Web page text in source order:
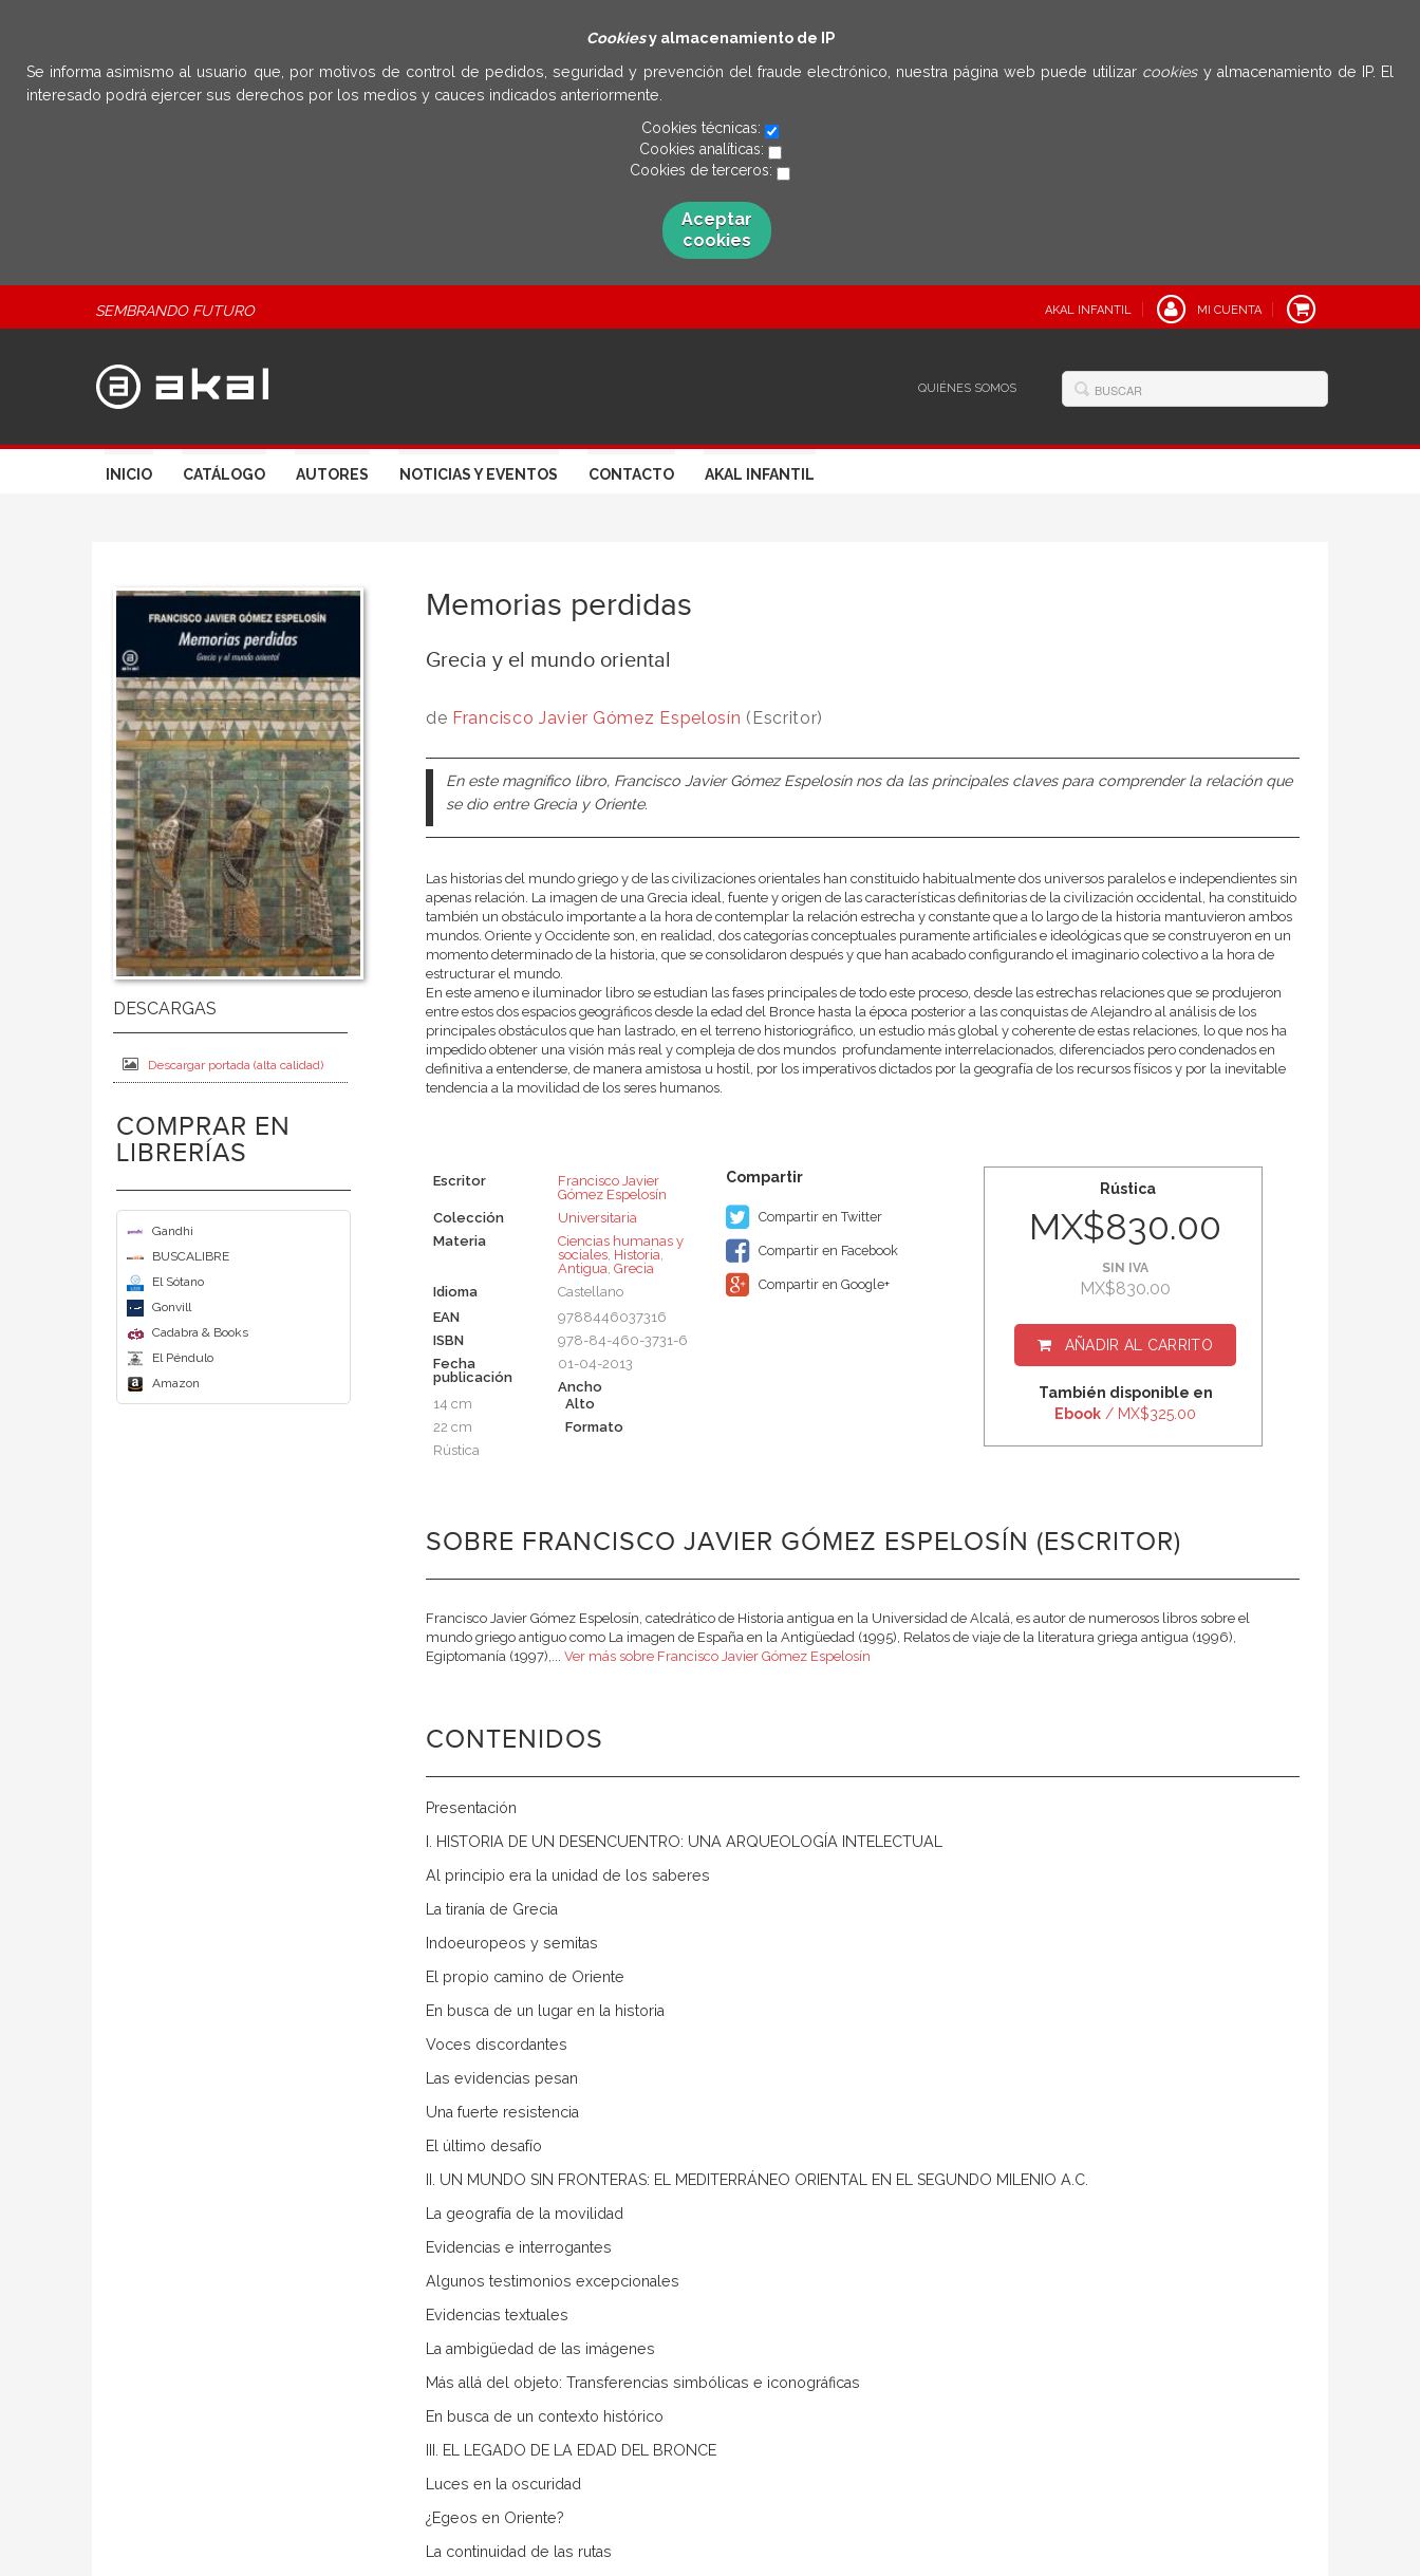
Cookiesy almacenamiento de IP
Se informa asimismo al usuario que, por motivos de control de pedidos, seguridad y prevención del fraude electrónico, nuestra página web puede utilizar cookies y almacenamiento de IP. El
interesado podrá ejercer sus derechos por los medios y cauces indicados anteriormente.
Cookies técnicas:
Cookies analíticas:
Cookies de terceros:
Aceptar
cookies
SEMBRANDO FUTURO AKAL INFANTIL MI CUENTA
QUIÉNES SOMOS
INICIO CATÁLOGO AUTORES NOTICIAS Y EVENTOS CONTACTO AKAL INFANTIL
Descargar portada (alta calidad)
COMPRAR EN
LIBRERÍAS
Gandhi
BUSCALIBRE
El Sótano
Gonvill
Cadabra & Books
El Péndulo
Amazon
Memorias perdidas
Grecia y el mundo oriental
de Francisco Javier Gómez Espelosín (Escritor)
En este magnífico libro, Francisco Javier Gómez Espelosín nos da las principales claves para comprender la relación que
se dio entre Grecia y Oriente.
Las historias del mundo griego y de las civilizaciones orientales han constituido habitualmente dos universos paralelos e independientes sin
apenas relación. La imagen de una Grecia ideal, fuente y origen de las características definitorias de la civilización occidental, ha constituido
también un obstáculo importante a la hora de contemplar la relación estrecha y constante que a lo largo de la historia mantuvieron ambos
mundos. Oriente y Occidente son, en realidad, dos categorías conceptuales puramente artificiales e ideológicas que se construyeron en un
momento determinado de la historia, que se consolidaron después y que han acabado configurando el imaginario colectivo a la hora de
estructurar el mundo.
En este ameno e iluminador libro se estudian las fases principales de todo este proceso, desde las estrechas relaciones que se produjeron
entre estos dos espacios geográficos desde la edad del Bronce hasta la época posterior a las conquistas de Alejandro al análisis de los
principales obstáculos que han lastrado, en el terreno historiográfico, un estudio más global y coherente de estas relaciones, lo que nos ha
impedido obtener una visión más real y compleja de dos mundos profundamente interrelacionados, diferenciados pero condenados en
definitiva a entenderse, de manera amistosa u hostil, por los imperativos dictados por la geografía de los recursos físicos y por la inevitable
tendencia a la movilidad de los seres humanos.
Escritor
Francisco Javier
Gómez Espelosín
Colección
Universitaria
Materia
Ciencias humanas y
sociales, Historia,
Antigua, Grecia
Idioma
Castellano
EAN
9788446037316
ISBN
978-84-460-3731-6
Fecha
publicación
01-04-2013
Ancho
14 cm
Alto
22 cm
Formato
Rústica
Compartir en Twitter
Compartir en Facebook
Compartir en Google+
Rústica
MX$830.00
SIN IVA
MX$830.00
AÑADIR AL CARRITO
También disponible en
Ebook / MX$325.00
SOBRE FRANCISCO JAVIER GÓMEZ ESPELOSÍN (ESCRITOR)
Francisco Javier Gómez Espelosín, catedrático de Historia antigua en la Universidad de Alcalá, es autor de numerosos libros sobre el
mundo griego antiguo como La imagen de España en la Antigüedad (1995), Relatos de viaje de la literatura griega antigua (1996),
Egiptomanía (1997),... Ver más sobre Francisco Javier Gómez Espelosín
CONTENIDOS
Presentación
I. HISTORIA DE UN DESENCUENTRO: UNA ARQUEOLOGÍA INTELECTUAL
Al principio era la unidad de los saberes
La tiranía de Grecia
Indoeuropeos y semitas
El propio camino de Oriente
En busca de un lugar en la historia
Voces discordantes
Las evidencias pesan
Una fuerte resistencia
El último desafío
II. UN MUNDO SIN FRONTERAS: EL MEDITERRÁNEO ORIENTAL EN EL SEGUNDO MILENIO A.C.
La geografía de la movilidad
Evidencias e interrogantes
Algunos testimonios excepcionales
Evidencias textuales
La ambigüedad de las imágenes
Más allá del objeto: Transferencias simbólicas e iconográficas
En busca de un contexto histórico
III. EL LEGADO DE LA EDAD DEL BRONCE
Luces en la oscuridad
¿Egeos en Oriente?
La continuidad de las rutas